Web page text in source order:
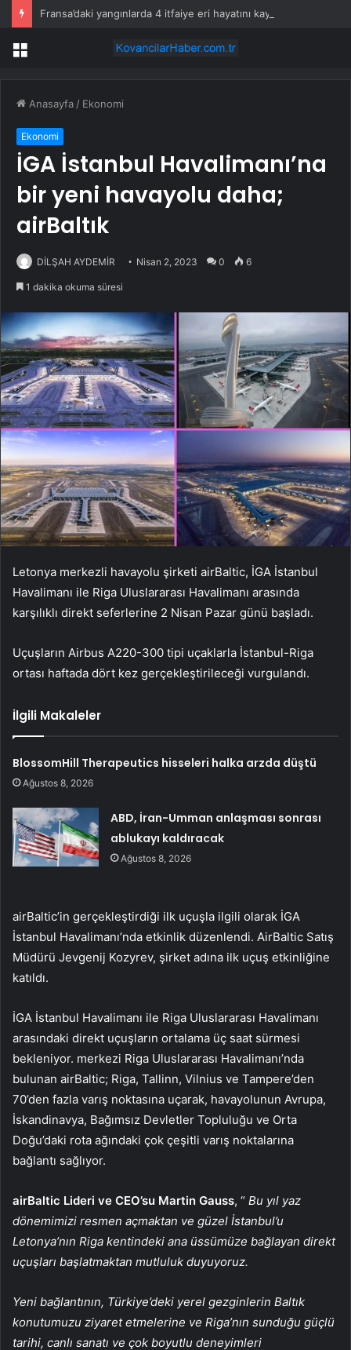
Fransa’daki yangınlarda 4 itfaiye eri hayatını kaybetti
Menü
Anasayfa / Ekonomi
Ekonomi
İGA İstanbul Havalimanı’na
bir yeni havayolu daha;
airBaltık
DİLŞAH AYDEMİR Nisan 2, 2023 0 6
1 dakika okuma süresi
Letonya merkezli havayolu şirketi airBaltic, İGA İstanbul
Havalimanı ile Riga Uluslararası Havalimanı arasında
karşılıklı direkt seferlerine 2 Nisan Pazar günü başladı.
Uçuşların Airbus A220-300 tipi uçaklarla İstanbul-Riga
ortası haftada dört kez gerçekleştirileceği vurgulandı.
İlgili Makaleler
BlossomHill Therapeutics hisseleri halka arzda düştü
Ağustos 8, 2026
ABD, İran-Umman anlaşması sonrası
ablukayı kaldıracak
Ağustos 8, 2026
airBaltic’in gerçekleştirdiği ilk uçuşla ilgili olarak İGA
İstanbul Havalimanı’nda etkinlik düzenlendi. AirBaltic Satış
Müdürü Jevgenij Kozyrev, şirket adına ilk uçuş etkinliğine
katıldı.
İGA İstanbul Havalimanı ile Riga Uluslararası Havalimanı
arasındaki direkt uçuşların ortalama üç saat sürmesi
bekleniyor. merkezi Riga Uluslararası Havalimanı’nda
bulunan airBaltic; Riga, Tallinn, Vilnius ve Tampere’den
70’den fazla varış noktasına uçarak, havayolunun Avrupa,
İskandinavya, Bağımsız Devletler Topluluğu ve Orta
Doğu’daki rota ağındaki çok çeşitli varış noktalarına
bağlantı sağlıyor.
airBaltic Lideri ve CEO’su Martin Gauss, “ Bu yıl yaz
dönemimizi resmen açmaktan ve güzel İstanbul’u
Letonya’nın Riga kentindeki ana üssümüze bağlayan direkt
uçuşları başlatmaktan mutluluk duyuyoruz.
Yeni bağlantının, Türkiye’deki yerel gezginlerin Baltık
konutumuzu ziyaret etmelerine ve Riga’nın sunduğu güçlü
tarihi, canlı sanatı ve çok boyutlu deneyimleri